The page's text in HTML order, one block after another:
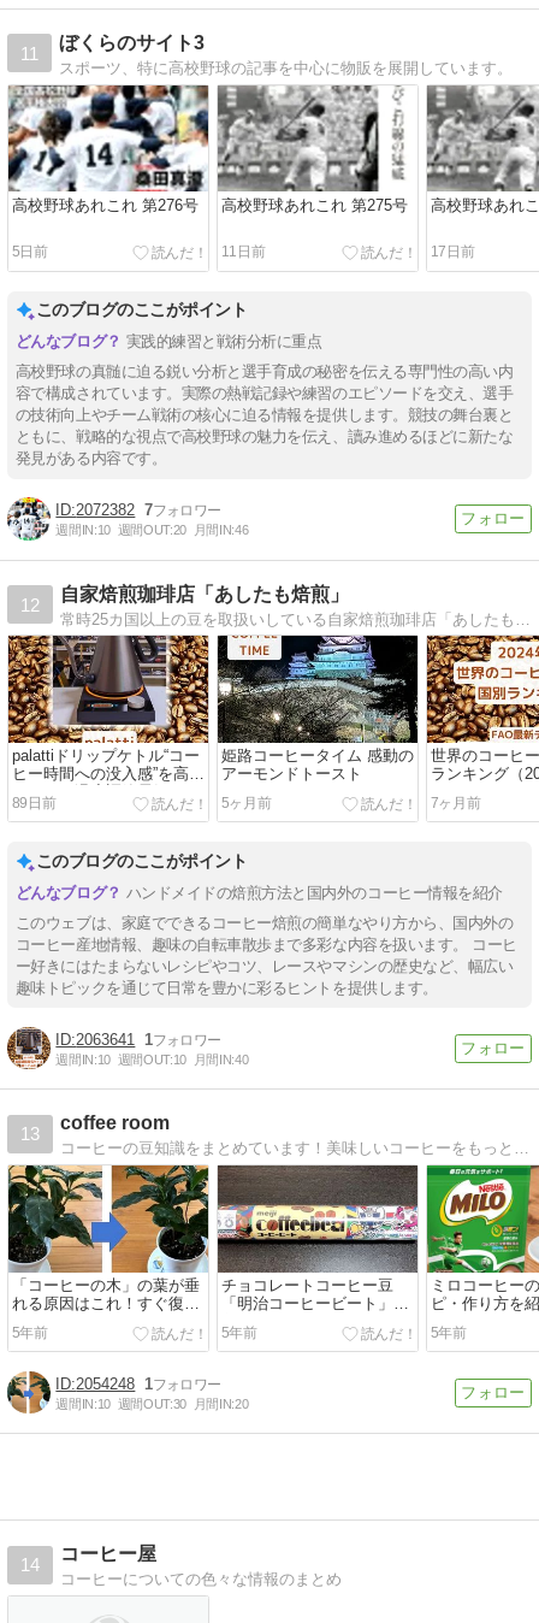
11
ぼくらのサイト3
スポーツ、特に高校野球の記事を中心に物販を展開しています。
高校野球あれこれ 第276号
5日前
高校野球あれこれ 第275号
11日前
高校野球あれ
17日前
このブログのここがポイント
実践的練習と戦術分析に重点
高校野球の真髄に迫る鋭い分析と選手育成の秘密を伝える専門性の高い内
容で構成されています。実際の熱戦記録や練習のエピソードを交え、選手
の技術向上やチーム戦術の核心に迫る情報を提供します。競技の舞台裏と
ともに、戦略的な視点で高校野球の魅力を伝え、讀み進めるほどに新たな
発見がある内容です。
2072382 7
週間IN:10 週間OUT:20 月間IN:46
12
自家焙煎珈琲店「あしたも焙煎」
palattiドリップケトル“コー
ヒー時間への没入感”を高め
てくれる温度調節電気ケト
ル
89日前
姫路コーヒータイム 感動の
アーモンドトースト
5ヶ月前
世界のコーヒ
ランキング（
データ）
7ヶ月前
このブログのここがポイント
ハンドメイドの焙煎方法と国内外のコーヒー情報を紹介
このウェブは、家庭でできるコーヒー焙煎の簡単なやり方から、国内外の
コーヒー産地情報、趣味の自転車散歩まで多彩な内容を扱います。 コーヒ
ー好きにはたまらないレシピやコツ、レースやマシンの歴史など、幅広い
趣味トピックを通じて日常を豊かに彩るヒントを提供します。
2063641 1
週間IN:10 週間OUT:10 月間IN:40
13
coffee room
コーヒーの豆知識をまとめています！美味しいコーヒーをもっと楽しめるプチ情報満載！
「コーヒーの木」の葉が垂
れる原因はこれ！すぐ復活
できます
5年前
チョコレートコーヒー豆
「明治コーヒービート」が
美味しい！値段や販売店
5年前
ミロコーヒー
ピ・作り方を
5年前
2054248 1
週間IN:10 週間OUT:30 月間IN:20
14
コーヒー屋
コーヒーについての色々な情報のまとめ